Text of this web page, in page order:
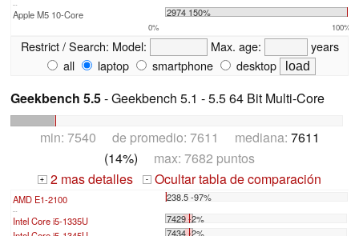
Apple M5 10-Core 2974 150%
0% 100%
Restrict / Search: Model: Max. age:
years
all
laptop smartphone desktop
Geekbench 5.5- Geekbench 5.1 - 5.5 64 Bit Multi-Core
min: 7540 de promedio: 7611 mediana: 7611
(14%) max: 7682 puntos
+ 2 mas detalles - Ocultar tabla de comparación
AMD E1-2100 238.5 -97%
Intel Core i5-1335U
7429 -2%
7434 -2%